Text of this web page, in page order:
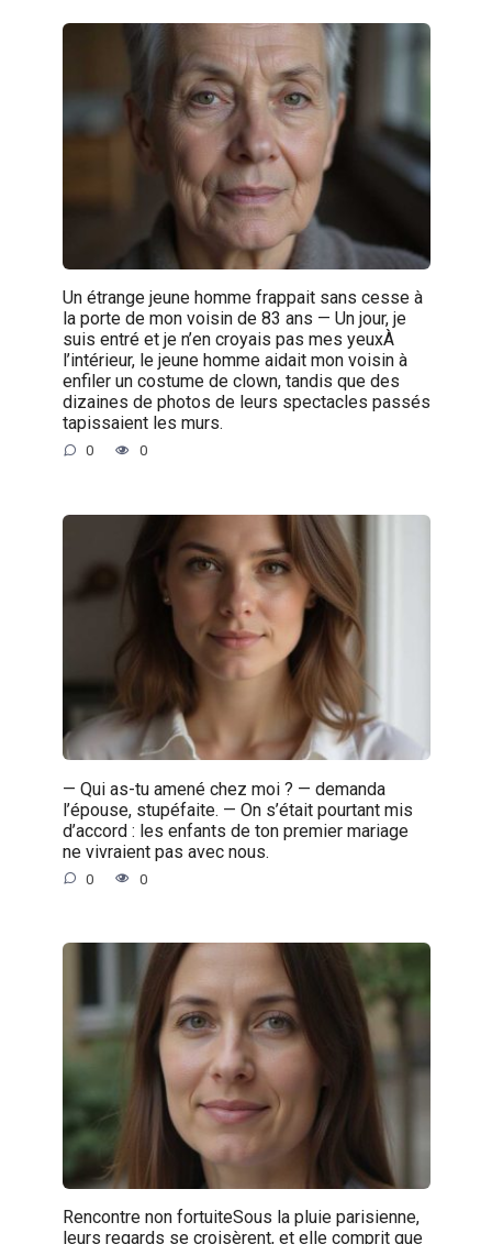
Un étrange jeune homme frappait sans cesse à
la porte de mon voisin de 83 ans — Un jour, je
suis entré et je n’en croyais pas mes yeuxÀ
l’intérieur, le jeune homme aidait mon voisin à
enfiler un costume de clown, tandis que des
dizaines de photos de leurs spectacles passés
tapissaient les murs.
0 0
— Qui as-tu amené chez moi ? — demanda
l’épouse, stupéfaite. — On s’était pourtant mis
d’accord : les enfants de ton premier mariage
ne vivraient pas avec nous.
0 0
Rencontre non fortuiteSous la pluie parisienne,
leurs regards se croisèrent, et elle comprit que